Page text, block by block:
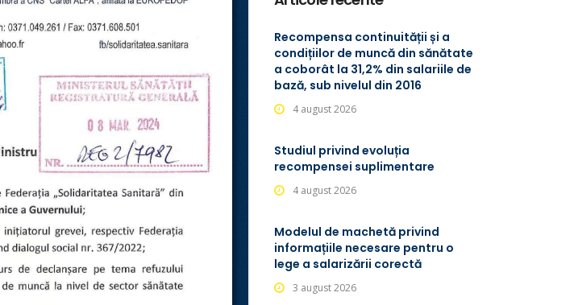
Recompensa continuității și a
condițiilor de muncă din sănătate
a coborât la 31,2% din salariile de
bază, sub nivelul din 2016
4 august 2026
Studiul privind evoluția
recompensei suplimentare
4 august 2026
Modelul de machetă privind
informațiile necesare pentru o
lege a salarizării corectă
3 august 2026